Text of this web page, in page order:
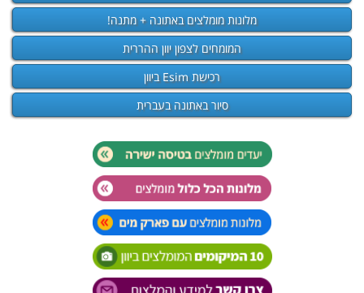
מלונות מומלצים באתונה + מתנה!
המומחים לצפון יוון ההררית
רכישת Esim ביוון
סיור באתונה בעברית